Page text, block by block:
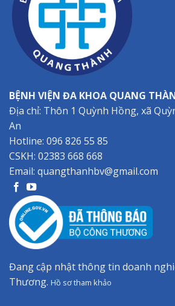
BỆNH VIỆN ĐA KHOA QUANG
Địa chỉ: Thôn 1 Quỳnh Hồng, xã
An
Hotline: 096 826 55 85
CSKH: 02383 668 668
Email: quangthanhbv@gmail.com
Đang cập nhật thông tin doanh
Thương. Hồ sơ tham khảo